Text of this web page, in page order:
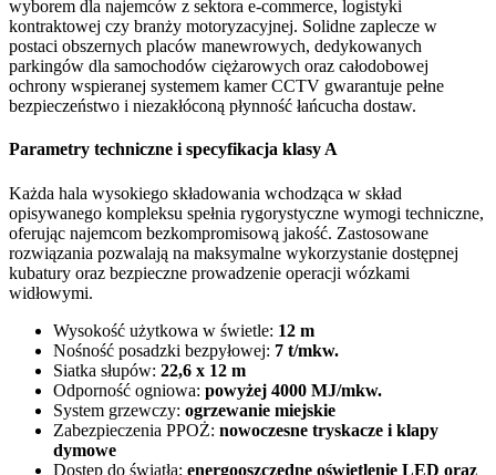
wyborem dla najemców z sektora e-commerce, logistyki
kontraktowej czy branży motoryzacyjnej. Solidne zaplecze w
postaci obszernych placów manewrowych, dedykowanych
parkingów dla samochodów ciężarowych oraz całodobowej
ochrony wspieranej systemem kamer CCTV gwarantuje pełne
bezpieczeństwo i niezakłóconą płynność łańcucha dostaw.
Parametry techniczne i specyfikacja klasy A
Każda hala wysokiego składowania wchodząca w skład
opisywanego kompleksu spełnia rygorystyczne wymogi techniczne,
oferując najemcom bezkompromisową jakość. Zastosowane
rozwiązania pozwalają na maksymalne wykorzystanie dostępnej
kubatury oraz bezpieczne prowadzenie operacji wózkami
widłowymi.
Wysokość użytkowa w świetle: 12 m
Nośność posadzki bezpyłowej: 7 t/mkw.
Siatka słupów: 22,6 x 12 m
Odporność ogniowa: powyżej 4000 MJ/mkw.
System grzewczy: ogrzewanie miejskie
Zabezpieczenia PPOŻ: nowoczesne tryskacze i klapy
dymowe
Dostęp do światła: energooszczędne oświetlenie LED oraz